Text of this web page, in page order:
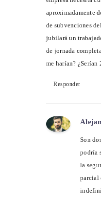
aproximadamente
de subvenciones
jubilará un
de jornada
me harían? ¿Serían
Responder
Son
podría
la
parcial